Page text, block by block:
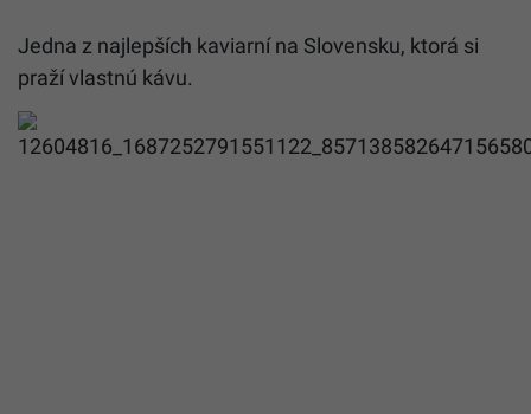
Jedna z najlepších kaviarní na Slovensku, ktorá si
praží vlastnú kávu.